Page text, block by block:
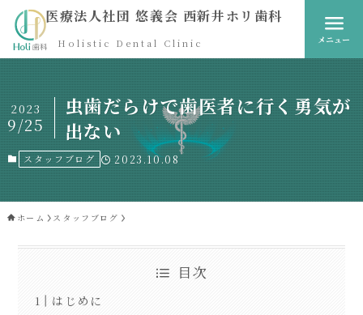
医療法人社団 悠義会 西新井ホリ歯科
Holistic Dental Clinic メニュー
虫歯だらけで歯医者に行く勇気が
出ない
2023
9/25
スタッフブログ 2023.10.08
ホーム スタッフブログ
目次
はじめに